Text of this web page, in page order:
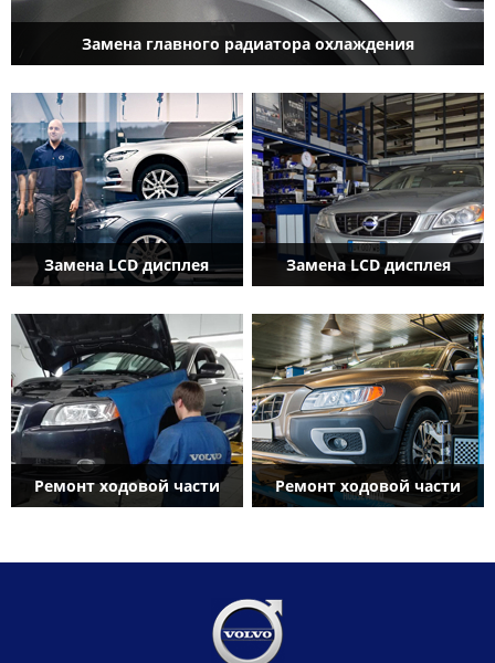
Замена главного радиатора охлаждения
Замена LCD дисплея Замена LCD дисплея
Ремонт ходовой части Ремонт ходовой части